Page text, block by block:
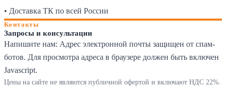
• Доставка ТК по всей России
Контакты
Запросы и консультации
Напишите нам: Адрес электронной почты защищен от спам-
ботов. Для просмотра адреса в браузере должен быть включен
Javascript.
Цены на сайте не являются публичной офертой и включают НДС 22%.